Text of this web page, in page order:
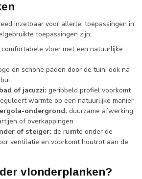
inzetbaar voor allerlei toepassingen in
toepassingen zijn:
comfortabele vloer met een natuurlijke
en schone paden door de tuin, ook na
of jacuzzi: geribbeld profiel voorkomt
warmte op een natuurlijke manier
ondergrond: duurzame afwerking
of overkappingen
of steiger: de ruimte onder de
ventilatie en voorkomt houtrot aan de
vlonderplanken?